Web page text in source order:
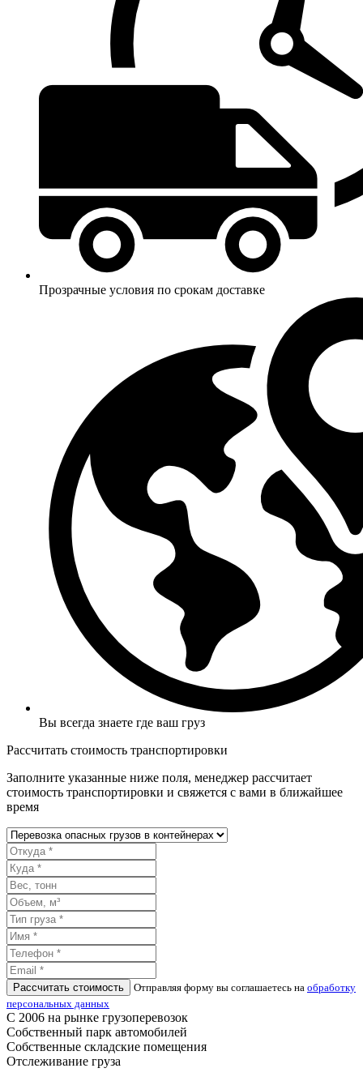
Прозрачные условия по срокам доставке
Вы всегда знаете где ваш груз
Рассчитать стоимость транспортировки
Заполните указанные ниже поля, менеджер рассчитает
стоимость транспортировки и свяжется с вами в ближайшее
время
Рассчитать стоимость Отправляя форму вы соглашаетесь на обработку
персональных данных
С 2006 на рынке грузоперевозок
Собственный парк автомобилей
Собственные складские помещения
Отслеживание груза